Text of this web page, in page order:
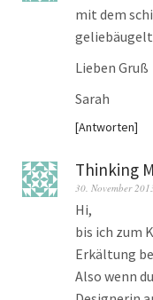
mit dem
Lieben Gruß
Sarah
Antworten
Thinking
30. November
Hi,
bis ich zum
Erkältung
Also wenn